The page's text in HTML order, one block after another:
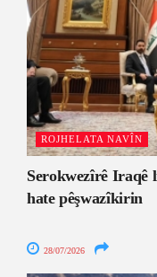
ROJHELATA NAVÎN
Serokwezîrê Iraqê
hate pêşwazîkirin
28/07/2026